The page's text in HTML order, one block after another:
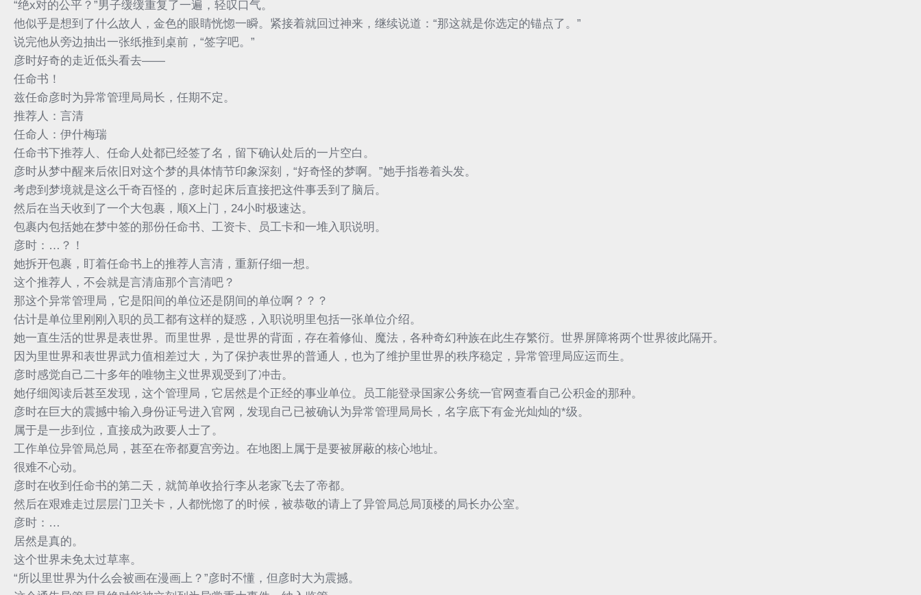
“绝x对的公平？”男子缓缓重复了一遍，轻叹口气。
他似乎是想到了什么故人，金色的眼睛恍惚一瞬。紧接着就回过神来，继续说道：“那这就是你选定的锚点了。”
说完他从旁边抽出一张纸推到桌前，“签字吧。”
彦时好奇的走近低头看去——
任命书！
兹任命彦时为异常管理局局长，任期不定。
推荐人：言清
任命人：伊什梅瑞
任命书下推荐人、任命人处都已经签了名，留下确认处后的一片空白。
彦时从梦中醒来后依旧对这个梦的具体情节印象深刻，“好奇怪的梦啊。”她手指卷着头发。
考虑到梦境就是这么千奇百怪的，彦时起床后直接把这件事丢到了脑后。
然后在当天收到了一个大包裹，顺X上门，24小时极速达。
包裹内包括她在梦中签的那份任命书、工资卡、员工卡和一堆入职说明。
彦时：…？！
她拆开包裹，盯着任命书上的推荐人言清，重新仔细一想。
这个推荐人，不会就是言清庙那个言清吧？
那这个异常管理局，它是阳间的单位还是阴间的单位啊？？？
估计是单位里刚刚入职的员工都有这样的疑惑，入职说明里包括一张单位介绍。
她一直生活的世界是表世界。而里世界，是世界的背面，存在着修仙、魔法，各种奇幻种族在此生存繁衍。世界屏障将两个世界彼此隔开。
因为里世界和表世界武力值相差过大，为了保护表世界的普通人，也为了维护里世界的秩序稳定，异常管理局应运而生。
彦时感觉自己二十多年的唯物主义世界观受到了冲击。
她仔细阅读后甚至发现，这个管理局，它居然是个正经的事业单位。员工能登录国家公务统一官网查看自己公积金的那种。
彦时在巨大的震撼中输入身份证号进入官网，发现自己已被确认为异常管理局局长，名字底下有金光灿灿的*级。
属于是一步到位，直接成为政要人士了。
工作单位异管局总局，甚至在帝都夏宫旁边。在地图上属于是要被屏蔽的核心地址。
很难不心动。
彦时在收到任命书的第二天，就简单收拾行李从老家飞去了帝都。
然后在艰难走过层层门卫关卡，人都恍惚了的时候，被恭敬的请上了异管局总局顶楼的局长办公室。
彦时：…
居然是真的。
这个世界未免太过草率。
“所以里世界为什么会被画在漫画上？”彦时不懂，但彦时大为震撼。